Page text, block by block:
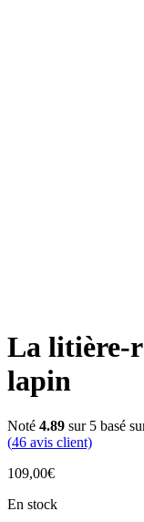
La litière-
lapin
Noté 4.89 sur 5 basé
(46 avis client)
109,00€
En stock